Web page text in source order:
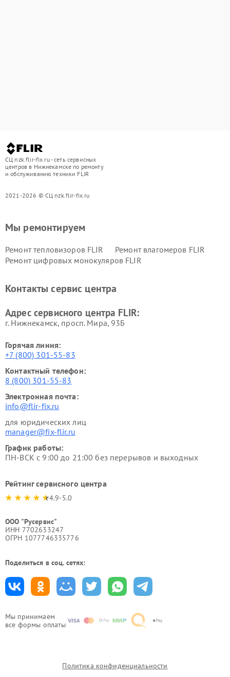
СЦ nzk.flir-fix.ru - сеть сервисных
центров в Нижнекамске по ремонту
и обслуживанию техники FLIR
2021-2026 © СЦ nzk.flir-fix.ru
Мы принимаем
все формы оплаты
Мы ремонтируем
Ремонт тепловизоров FLIR
Ремонт влагомеров FLIR
Ремонт цифровых монокуляров FLIR
Контакты сервис центра
Адрес сервисного центра FLIR:
г. Нижнекамск, просп. Мира, 93Б
Горячая линия:
+7 (800) 301-55-83
Контактный телефон:
8 (800) 301-55-83
Электронная почта:
info@flir-fix.ru
для юридических лиц
manager@fix-flir.ru
График работы:
ПН-ВСК с 9:00 до 21:00 без перерывов и выходных
Рейтинг сервисного центра
4.9-5.0
ООО "Русервис"
ИНН 7702633247
ОГРН 1077746335776
Поделиться в соц. сетях:
Политика конфиденциальности